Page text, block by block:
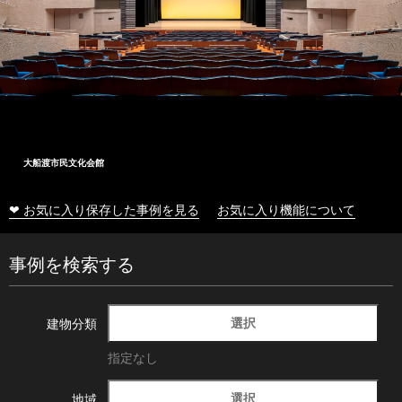
大船渡市民文化会館
❤ お気に入り保存した事例を見る お気に入り機能について
事例を検索する
建物分類 選択
指定なし
地域 選択